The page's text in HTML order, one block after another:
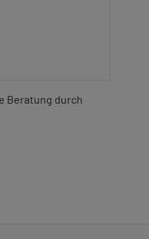
Beratung durch